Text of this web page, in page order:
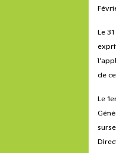
Le
de
Le